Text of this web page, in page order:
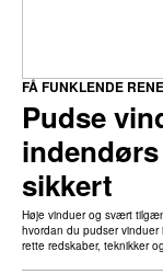
Pudse
sikkert
FÅ FUNKLENDE
Høje vinduer og svært
hvordan du pudser
rette redskaber, teknikker